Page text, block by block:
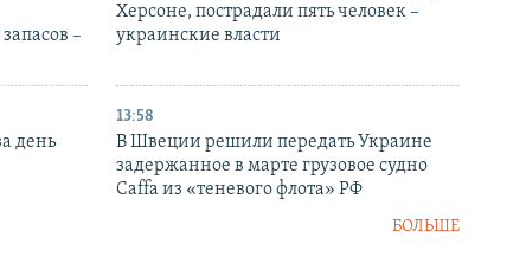
–
Херсоне, пострадали пять человек –
украинские власти
день
13:58
В Швеции решили передать Украине
задержанное в марте грузовое судно
Caffa из «теневого флота» РФ
БОЛЬШЕ